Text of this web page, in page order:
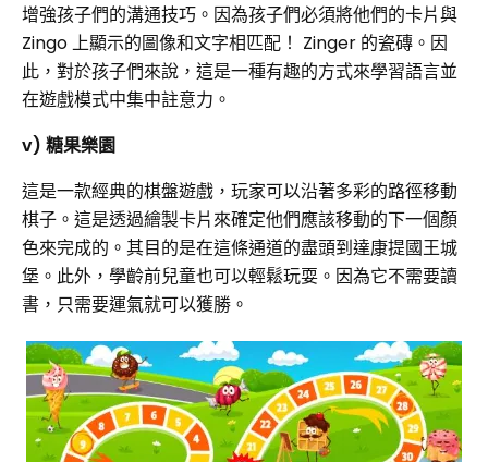
增強孩子們的溝通技巧。因為孩子們必須將他們的卡片與
Zingo 上顯示的圖像和文字相匹配！ Zinger 的瓷磚。因
此，對於孩子們來說，這是一種有趣的方式來學習語言並
在遊戲模式中集中註意力。
v) 糖果樂園
這是一款經典的棋盤遊戲，玩家可以沿著多彩的路徑移動
棋子。這是透過繪製卡片來確定他們應該移動的下一個顏
色來完成的。其目的是在這條通道的盡頭到達康提國王城
堡。此外，學齡前兒童也可以輕鬆玩耍。因為它不需要讀
書，只需要運氣就可以獲勝。